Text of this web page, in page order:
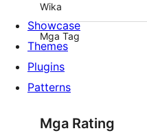
Wika
Mga Tag
Mga Rating
Showcase
Themes
Plugins
Patterns